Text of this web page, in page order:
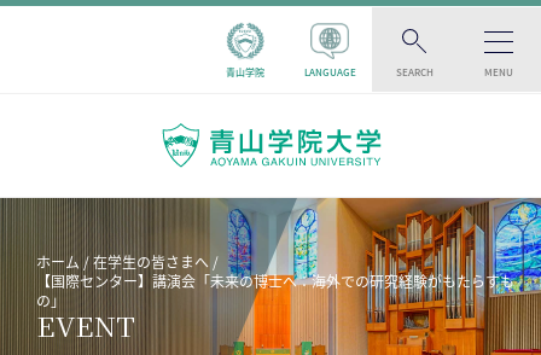
青山学院 LANGUAGE SEARCH MENU
ホーム
在学生の皆さまへ
【国際センター】講演会「未来の博士へ：海外での研究経験がもたらすも
の」
EVENT